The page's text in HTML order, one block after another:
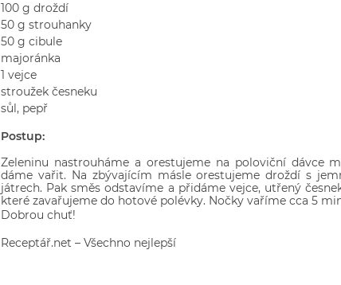
100 g droždí
50 g strouhanky
50 g cibule
majoránka
1 vejce
stroužek česneku
sůl, pepř
Postup:
Zeleninu nastrouháme a orestujeme na poloviční dávce
dáme vařit. Na zbývajícím másle orestujeme droždí s
játrech. Pak směs odstavíme a přidáme vejce, utřený
které zavařujeme do hotové polévky. Nočky vaříme cca 5
Dobrou chuť!
Receptář.net – Všechno nejlepší